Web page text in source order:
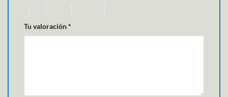
Tu valoración*